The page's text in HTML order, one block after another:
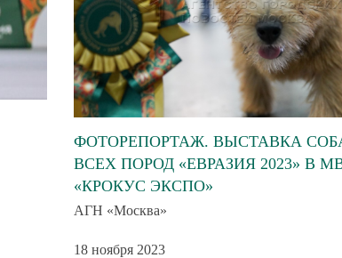
ФОТОРЕПОРТАЖ. ВЫСТАВКА
ВСЕХ ПОРОД «ЕВРАЗИЯ 2023» В
«КРОКУС ЭКСПО»
АГН «Москва»
18 ноября 2023